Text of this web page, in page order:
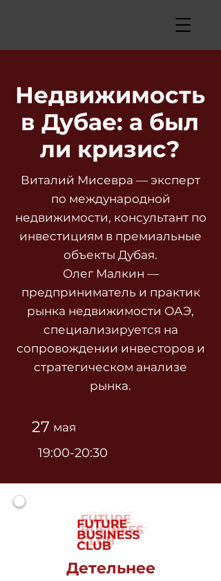
Недвижимость
в Дубае: а был
ли кризис?
Виталий Мисевра — эксперт
по международной
недвижимости, консультант по
инвестициям в премиальные
объекты Дубая.
Олег Малкин —
предприниматель и практик
рынка недвижимости ОАЭ,
специализируется на
сопровождении инвесторов и
стратегическом анализе
рынка.
27 мая
19:00-20:30
Детельнее